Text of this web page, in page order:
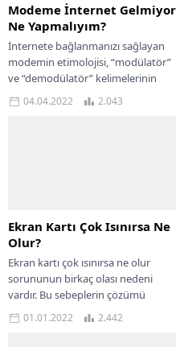
Modeme İnternet Gelmiyor
Ne Yapmalıyım?
İnternete bağlanmanızı sağlayan
modemin etimolojisi, “modülatör”
ve “demodülatör” kelimelerinin
birleşimine dayanmaktadır.
İnternet ağ sistemlerini
04.04.2022 2.043
Ekran Kartı Çok Isınırsa Ne
Olur?
Ekran kartı çok ısınırsa ne olur
sorununun birkaç olası nedeni
vardır. Bu sebeplerin çözümü
basittir. Grafik kartı aşırı ısınma
sorununu çözmek...
01.01.2022 2.442